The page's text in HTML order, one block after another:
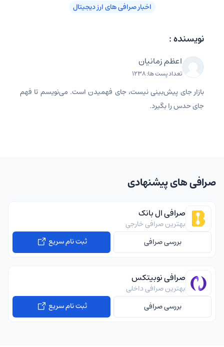
اخبار صرافی‌ های ارز دیجیتال
نویسنده :
اعظم زمانیان
تعداد پست ها: 1238
بازار جای پیش‌بینی نیست، جای فهمیدن است. می‌نویسم تا فهم
جای حدس را بگیرد.
صرافی های پیشنهادی
صرافی ال بانک
بهترین صرافی خارجی
بررسی صرافی
ثبت نام سریع
صرافی نوبیتکس
بهترین صرافی داخلی
بررسی صرافی
ثبت نام سریع